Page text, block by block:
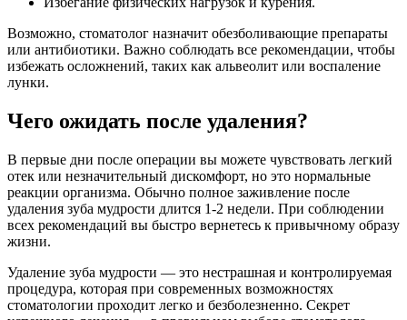
Возможно, стоматолог назначит обезболивающие препараты
или антибиотики. Важно соблюдать все рекомендации, чтобы
избежать осложнений, таких как альвеолит или воспаление
лунки.
Чего ожидать после удаления?
В первые дни после операции вы можете чувствовать легкий
отек или незначительный дискомфорт, но это нормальные
реакции организма. Обычно полное заживление после
удаления зуба мудрости длится 1-2 недели. При соблюдении
всех рекомендаций вы быстро вернетесь к привычному образу
жизни.
Удаление зуба мудрости — это нестрашная и контролируемая
процедура, которая при современных возможностях
стоматологии проходит легко и безболезненно. Секрет